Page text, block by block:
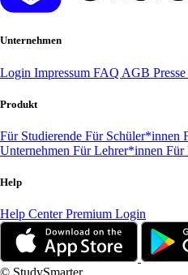
Unternehmen
Login Impressum FAQ AGB Presse
Produkt
Für Studierende Für Schüler*innen
Unternehmen Für Lehrer*innen Für
Help
Help CenterPremium Login